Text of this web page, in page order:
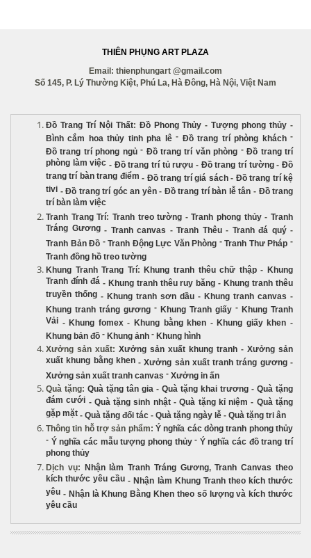
trong bài viết này nhé.
THIÊN PHỤNG ART PLAZA
Email: thienphungart @gmail.com
Số 145, P. Lý Thường Kiệt, Phú La, Hà Đông, Hà Nội, Việt Nam
Đồ Trang Trí Nội Thất: Đồ Phong Thủy -Tượng phong thủy -
Bình cắm hoa thủy tinh pha lê- Đồ trang trí phòng khách-
Đồ trang trí phong ngủ- Đồ trang trí văn phòng -Đồ trang trí
phòng làm việc - Đồ trang trí tủ rượu - Đồ trang trí tường-Đồ
trang trí bàn trang điểm - Đồ trang trí giá sách- Đồ trang trí kệ
tivi -Đồ trang trí góc an yên- Đồ trang trí bàn lễ tân - Đồ trang
trí bàn làm việc
Tranh Trang Trí: Tranh treo tường -Tranh phong thủy-Tranh
Tráng Gương- Tranh canvas - Tranh Thêu- Tranh đá quý-
Tranh Bản Đồ -Tranh Động Lực Văn Phòng -Tranh Thư Pháp -
Tranh đồng hồ treo tường
Khung Tranh Trang Trí: Khung tranh thêu chữ thập- Khung
Tranh đính đá- Khung tranh thêu ruy băng - Khung tranh thêu
truyền thống - Khung tranh sơn dầu - Khung tranh canvas -
Khung tranh tráng gương - Khung Tranh giấy - Khung Tranh
Vải - Khung fomex- Khung bằng khen - Khung giấy khen -
Khung bản đồ - Khung ảnh - Khung hình
Xưởng sản xuất: Xưởng sản xuất khung tranh - Xưởng sản
xuất khung bằng khen-Xưởng sản xuất tranh tráng gương-
Xưởng sản xuất tranh canvas - Xưởng in ấn
Quà tặng: Quà tặng tân gia - Quà tặng khai trương - Quà tặng
đám cưới - Quà tặng sinh nhật-Quà tặng kỉ niệm - Quà tặng
gặp mặt - Quà tặng đối tác - Quà tặng ngày lễ - Quà tặng tri ân
Thông tin hỗ trợ sản phẩm:Ý nghĩa các dòng tranh phong thủy
- Ý nghĩa các mẫu tượng phong thủy- Ý nghĩa các đồ trang trí
phong thủy
Dịch vụ: Nhận làm Tranh Tráng Gương,Tranh Canvas theo
kích thước yêu cầu - Nhận làm Khung Tranh theo kích thước
yêu - Nhận là Khung Bằng Khen theo số lượng và kích thước
yêu cầu